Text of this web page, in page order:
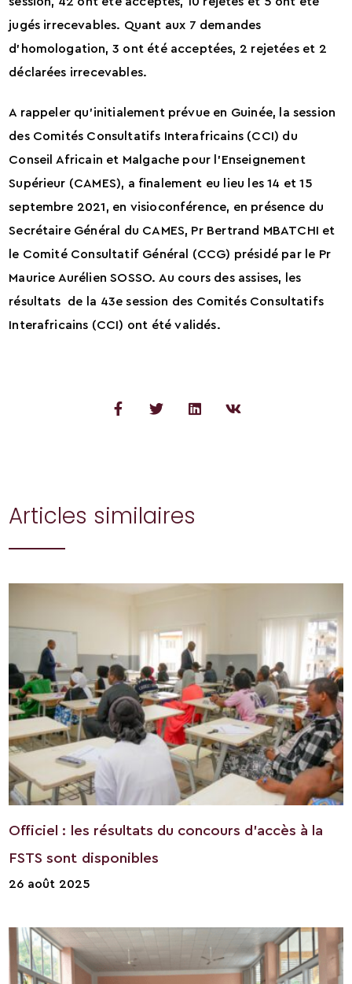
jugés irrecevables. Quant aux 7 demandes
d’homologation, 3 ont été acceptées, 2 rejetées et 2
déclarées irrecevables.
A rappeler qu’initialement prévue en Guinée, la session
des Comités Consultatifs Interafricains (CCI) du
Conseil Africain et Malgache pour l’Enseignement
Supérieur (CAMES), a finalement eu lieu les 14 et 15
septembre 2021, en visioconférence, en présence du
Secrétaire Général du CAMES, Pr Bertrand MBATCHI et
le Comité Consultatif Général (CCG) présidé par le Pr
Maurice Aurélien SOSSO. Au cours des assises, les
résultats de la 43e session des Comités Consultatifs
Interafricains (CCI) ont été validés.
Articles similaires
Officiel : les résultats du concours d’accès à la
FSTS sont disponibles
26 août 2025